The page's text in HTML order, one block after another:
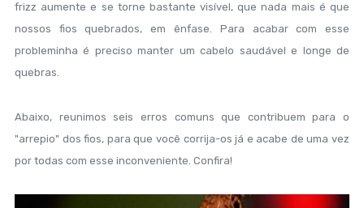
frizz aumente e se torne bastante visível, que nada mais é que
nossos fios quebrados, em ênfase. Para acabar com esse
probleminha é preciso manter um cabelo saudável e longe de
quebras.
Abaixo, reunimos seis erros comuns que contribuem para o
"arrepio" dos fios, para que você corrija-os já e acabe de uma vez
por todas com esse inconveniente. Confira!